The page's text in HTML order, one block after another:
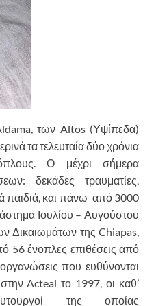
των Altos (Υψίπεδα)
τα τελευταία δύο χρόνια
Ο μέχρι σήμερα
δεκάδες τραυματίες,
παιδιά, και πάνω από 3000
Ιουλίου – Αυγούστου
Δικαιωμάτων της Chiapas,
56 ένοπλες επιθέσεις από
οργανώσεις που ευθύνονται
Acteal το 1997, οι καθ’
της οποίας